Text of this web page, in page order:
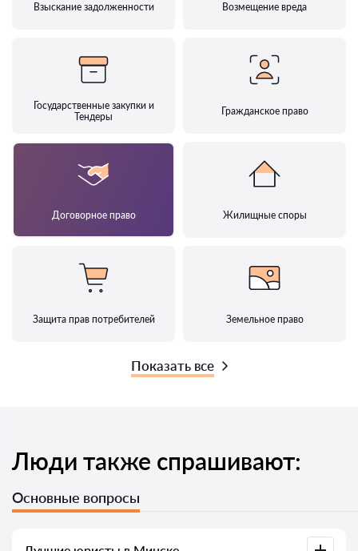
Взыскание задолженности Возмещение вреда
Государственные закупки и
Тендеры
Гражданское право
Договорное право Жилищные споры
Защита прав потребителей Земельное право
Показать все
Люди также спрашивают:
Основные вопросы